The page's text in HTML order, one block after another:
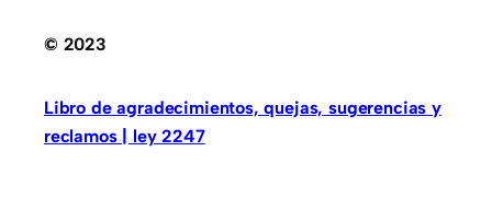
© 2023
Libro de agradecimientos, quejas, sugerencias y
reclamos | ley 2247